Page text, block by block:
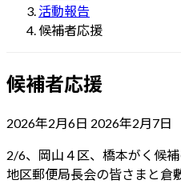
活動報告
候補者応援
候補者応援
2026年2月6日 最
更
新
2026年2月7日
2/6、岡山４区、橋本がく候
地区郵便局長会の皆さまと倉